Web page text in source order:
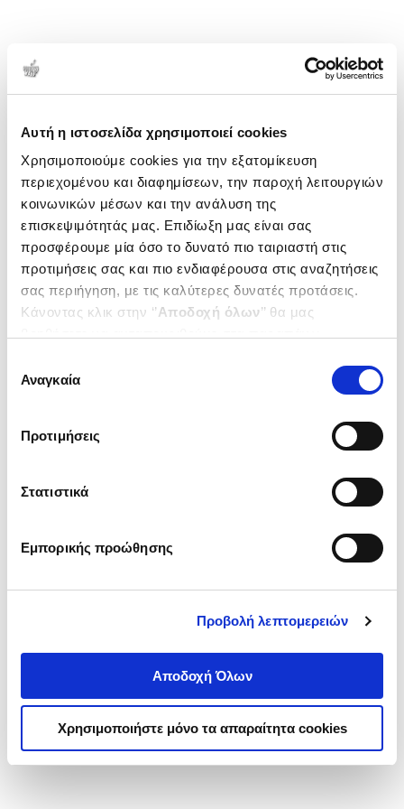
Αυτή η ιστοσελίδα χρησιμοποιεί cookies
Χρησιμοποιούμε cookies για την εξατομίκευση
περιεχομένου και διαφημίσεων, την παροχή λειτουργιών
κοινωνικών μέσων και την ανάλυση της
επισκεψιμότητάς μας. Επιδίωξη μας είναι σας
προσφέρουμε μία όσο το δυνατό πιο ταιριαστή στις
προτιμήσεις σας και πιο ενδιαφέρουσα στις αναζητήσεις
σας περιήγηση, με τις καλύτερες δυνατές προτάσεις.
Κάνοντας κλικ στην ‘’Αποδοχή όλων’’ θα μας
ενδιαφέρουν και να επιλέξετε από τα παρακάτω με την
΄΄και να ενημερωθείτε σχετικά με
συγκατάθεσης
Αναγκαία
Προτιμήσεις
Στατιστικά
Εμπορικής προώθησης
Προβολή λεπτομερειών
Αποδοχή Όλων
Χρησιμοποιήστε μόνο τα απαραίτητα cookies